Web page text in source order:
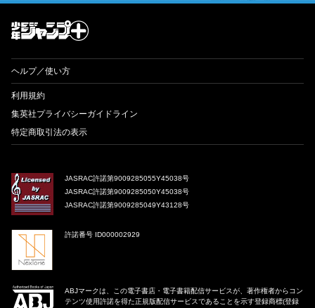
才能溢れる投稿作が読み放題！ ジャンプルーキー！
ヘルプ／使い方
利用規約
集英社プライバシーガイドライン
特定商取引法の表示
JASRAC許諾第9009285055Y45038号
JASRAC許諾第9009285050Y45038号
JASRAC許諾第9009285049Y43128号
許諾番号 ID000002929
ABJマークは、この電子書店・電子書籍配信サービスが、著作権者からコン
テンツ使用許諾を得た正規版配信サービスであることを示す登録商標(登録